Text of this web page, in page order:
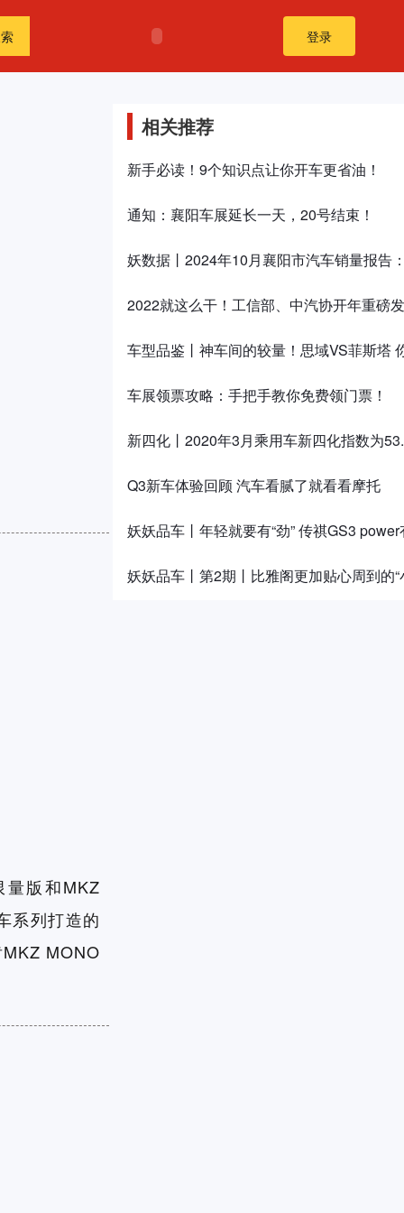
登录
版和MKZ
系列打造的
MONO
相关推荐
新手必读！9个知识点让你开车更省油！
通知：襄阳车展延长一天，20号结束！
妖数据丨2024年10月襄阳市汽车销量报告
2022就这么干！工信部、中汽协开年重磅
车型品鉴丨神车间的较量！思域VS菲斯塔
车展领票攻略：手把手教你免费领门票！
新四化丨2020年3月乘用车新四化指数为
Q3新车体验回顾 汽车看腻了就看看摩托
妖妖品车丨年轻就要有“劲” 传祺GS3
妖妖品车丨第2期丨比雅阁更加贴心周到